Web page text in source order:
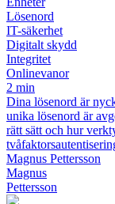
Lösenord
IT-säkerhet
Digitalt skydd
Integritet
Onlinevanor
2 min
Dina lösenord är
unika lösenord är
rätt sätt och hur
Magnus Pettersson
Magnus
Pettersson